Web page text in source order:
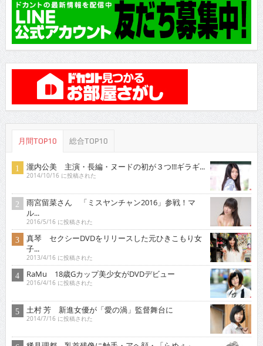
月間TOP10 総合TOP10
瀧内公美 主演・長編・ヌードの初が３つ!!!ギラギ...
2014/10/16 に投稿された
雨宮留菜さん 「ミスヤンチャン2016」参戦！マ
ル...
2016/5/16 に投稿された
真琴 セクシーDVDをリリースした元ひきこもり女
子...
2013/4/16 に投稿された
RaMu 18歳Gカップ美少女がDVDデビュー
2016/4/16 に投稿された
土村 芳 新進女優が「愛の渦」監督舞台に
2014/7/16 に投稿された